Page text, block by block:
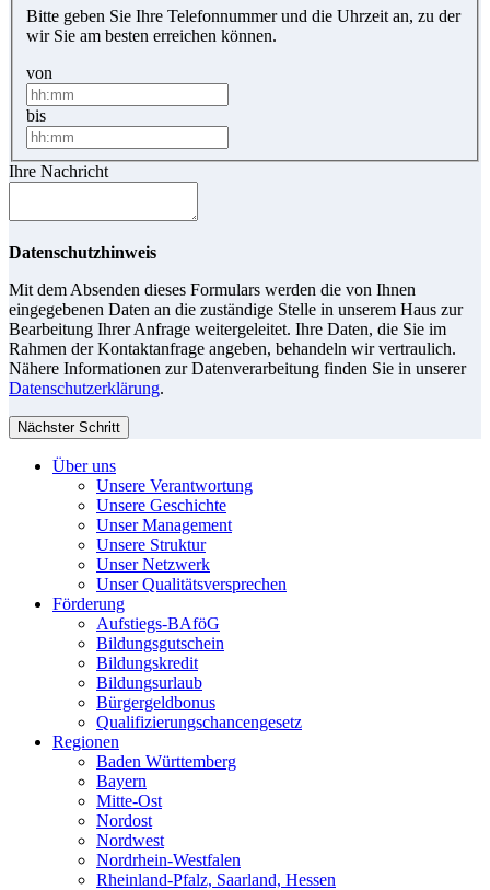
Bitte geben Sie Ihre Telefonnummer und die Uhrzeit an, zu der
wir Sie am besten erreichen können.
von
bis
Ihre Nachricht
Datenschutzhinweis
Mit dem Absenden dieses Formulars werden die von Ihnen
eingegebenen Daten an die zuständige Stelle in unserem Haus zur
Bearbeitung Ihrer Anfrage weitergeleitet. Ihre Daten, die Sie im
Rahmen der Kontaktanfrage angeben, behandeln wir vertraulich.
Nähere Informationen zur Datenverarbeitung finden Sie in unserer
Datenschutzerklärung.
Nächster Schritt
Über uns
Unsere Verantwortung
Unsere Geschichte
Unser Management
Unsere Struktur
Unser Netzwerk
Unser Qualitätsversprechen
Förderung
Aufstiegs-BAföG
Bildungsgutschein
Bildungskredit
Bildungsurlaub
Bürgergeldbonus
Qualifizierungschancengesetz
Regionen
Baden Württemberg
Bayern
Mitte-Ost
Nordost
Nordwest
Nordrhein-Westfalen
Rheinland-Pfalz, Saarland, Hessen